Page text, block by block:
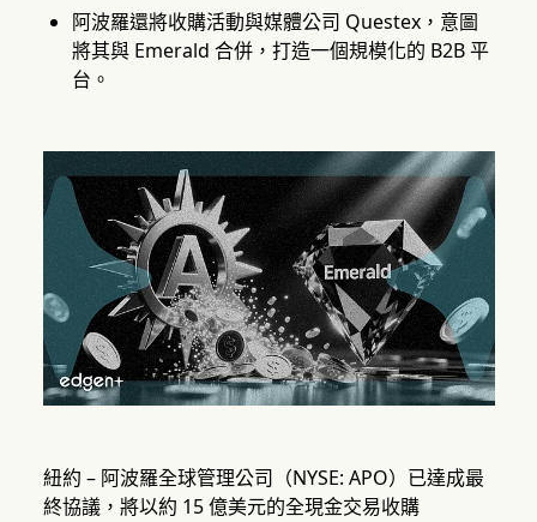
阿波羅還將收購活動與媒體公司 Questex，意圖
將其與 Emerald 合併，打造一個規模化的 B2B 平
台。
紐約 – 阿波羅全球管理公司（NYSE: APO）已達成最
終協議，將以約 15 億美元的全現金交易收購